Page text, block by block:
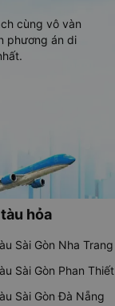
cùng vô vàn
phương án di
hỏa
Sài Gòn Nha Trang
Sài Gòn Phan Thiết
Sài Gòn Đà Nẵng